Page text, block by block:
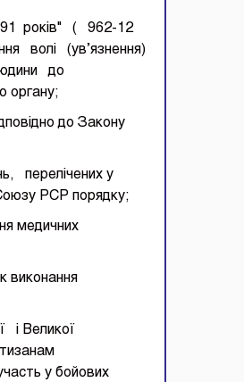
років" ( 962-12
волі (ув’язнення)
до
органу;
до Закону
перелічених у
РСР порядку;
медичних
виконання
Великої
у бойових